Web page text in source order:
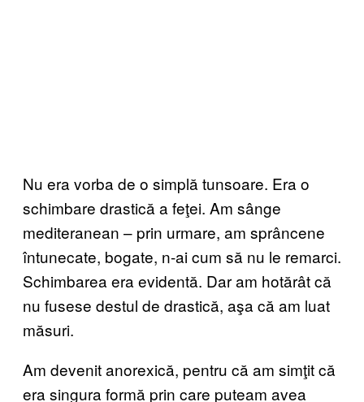
Nu era vorba de o simplă tunsoare. Era o
schimbare drastică a feţei. Am sânge
mediteranean – prin urmare, am sprâncene
întunecate, bogate, n-ai cum să nu le remarci.
Schimbarea era evidentă. Dar am hotărât că
nu fusese destul de drastică, aşa că am luat
măsuri.
Am devenit anorexică, pentru că am simţit că
era singura formă prin care puteam avea